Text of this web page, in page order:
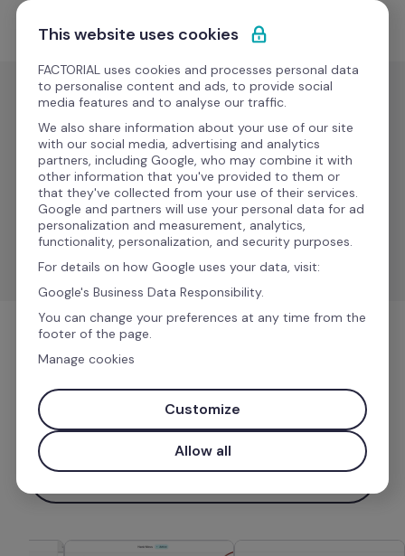
Ir al contenido
Solicitar demo
Nuevo
Reclutamiento y
ATS
Verified
First
Activa las verificaciones de antecedentes con la
sincronización automática de datos.
Instalar aplicación
This website uses cookies
FACTORIAL uses cookies and processes personal data
to personalise content and ads, to provide social
media features and to analyse our traffic.
We also share information about your use of our site
with our social media, advertising and analytics
partners, including Google, who may combine it with
other information that you've provided to them or
that they've collected from your use of their services.
Google and partners will use your personal data for ad
personalization and measurement, analytics,
functionality, personalization, and security purposes.
For details on how Google uses your data, visit:
Google's Business Data Responsibility.
You can change your preferences at any time from the
footer of the page.
Manage cookies
Customize
Allow all